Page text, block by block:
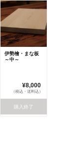
伊勢檜・まな板
～中～
¥8,000
（税込・送料込）
購入終了